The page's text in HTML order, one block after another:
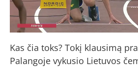
Kas čia toks? Tokį klausimą
Palangoje vykusio Lietuvos